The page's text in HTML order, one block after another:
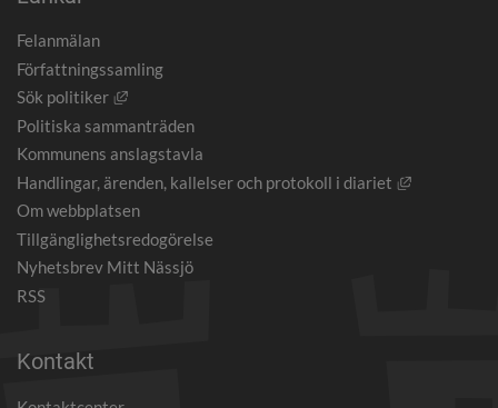
Felanmälan
Författningssamling
Sök politiker
Länk till annan webbplats, öppnas i nytt fönster.
Politiska sammanträden
Kommunens anslagstavla
Handlingar, ärenden, kallelser och protokoll i diariet
Länk till
Om webbplatsen
Tillgänglighetsredogörelse
Nyhetsbrev Mitt Nässjö
RSS
Kontakt